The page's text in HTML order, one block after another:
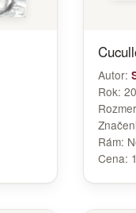
Autor:
Rok:
Rám:
Cena: